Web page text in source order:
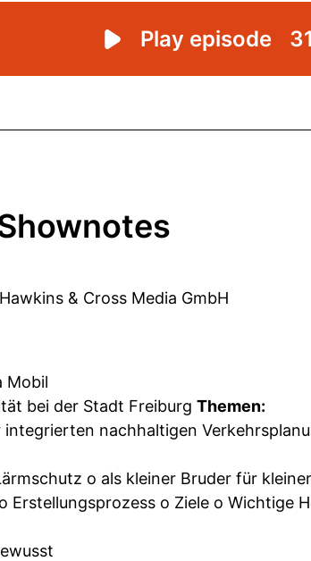
Hawkins & Cross Media GmbH
Mobil
bei der Stadt Freiburg Themen:
nachhaltigen
o als kleiner Bruder für
Erstellungsprozess o Ziele o Wichtige